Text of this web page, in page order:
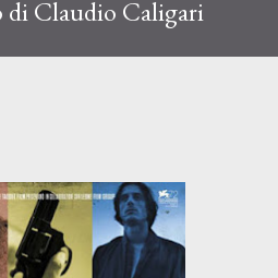
di Claudio Caligari